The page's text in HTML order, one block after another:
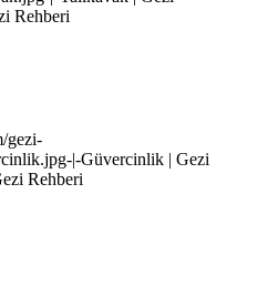
Rehberi
gezi-
|-Güvercinlik | Gezi
Rehberi